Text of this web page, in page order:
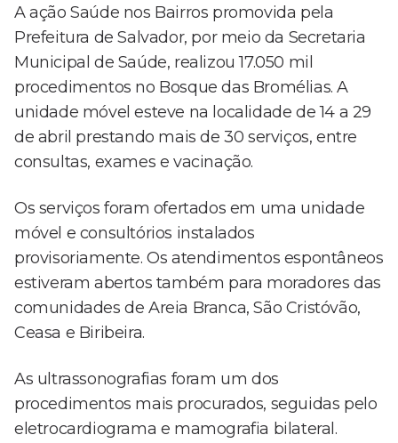
A ação Saúde nos Bairros promovida pela
Prefeitura de Salvador, por meio da Secretaria
Municipal de Saúde, realizou 17.050 mil
procedimentos no Bosque das Bromélias. A
unidade móvel esteve na localidade de 14 a 29
de abril prestando mais de 30 serviços, entre
consultas, exames e vacinação.
Os serviços foram ofertados em uma unidade
móvel e consultórios instalados
provisoriamente. Os atendimentos espontâneos
estiveram abertos também para moradores das
comunidades de Areia Branca, São Cristóvão,
Ceasa e Biribeira.
As ultrassonografias foram um dos
procedimentos mais procurados, seguidas pelo
eletrocardiograma e mamografia bilateral.